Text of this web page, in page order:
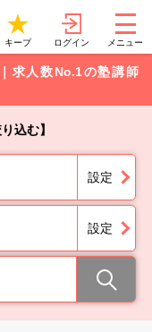
キープ ログイン メニュー
求人数No.1の塾講師
込む】
設定
設定